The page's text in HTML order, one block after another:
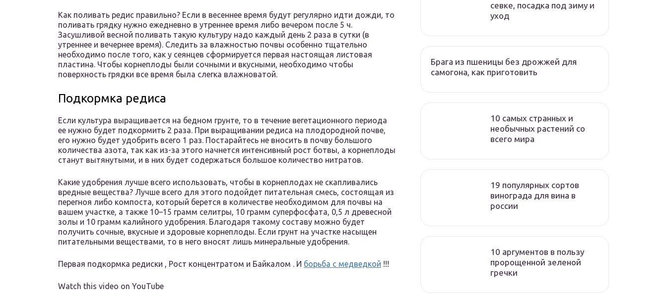
Как поливать редис правильно? Если в весеннее время будут регулярно идти дожди, то
поливать грядку нужно ежедневно в утреннее время либо вечером после 5 ч.
Засушливой весной поливать такую культуру надо каждый день 2 раза в сутки (в
утреннее и вечернее время). Следить за влажностью почвы особенно тщательно
необходимо после того, как у сеянцев сформируется первая настоящая листовая
пластина. Чтобы корнеплоды были сочными и вкусными, необходимо чтобы
поверхность грядки все время была слегка влажноватой.
Подкормка редиса
Если культура выращивается на бедном грунте, то в течение вегетационного периода
ее нужно будет подкормить 2 раза. При выращивании редиса на плодородной почве,
его нужно будет удобрить всего 1 раз. Постарайтесь не вносить в почву большого
количества азота, так как из-за этого начнется интенсивный рост ботвы, а корнеплоды
станут вытянутыми, и в них будет содержаться большое количество нитратов.
Какие удобрения лучше всего использовать, чтобы в корнеплодах не скапливались
вредные вещества? Лучше всего для этого подойдет питательная смесь, состоящая из
перегноя либо компоста, который берется в количестве необходимом для почвы на
вашем участке, а также 10–15 грамм селитры, 10 грамм суперфосфата, 0,5 л древесной
золы и 10 грамм калийного удобрения. Благодаря такому составу можно будет
получить сочные, вкусные и здоровые корнеплоды. Если грунт на участке насыщен
питательными веществами, то в него вносят лишь минеральные удобрения.
Первая подкормка редиски , Рост концентратом и Байкалом . И борьба с медведкой !!!
Watch this video on YouTube
севке, посадка под зиму и
уход
Брага из пшеницы без дрожжей для
самогона, как приготовить
10 самых странных и
необычных растений со
всего мира
19 популярных сортов
винограда для вина в
россии
10 аргументов в пользу
пророщенной зеленой
гречки